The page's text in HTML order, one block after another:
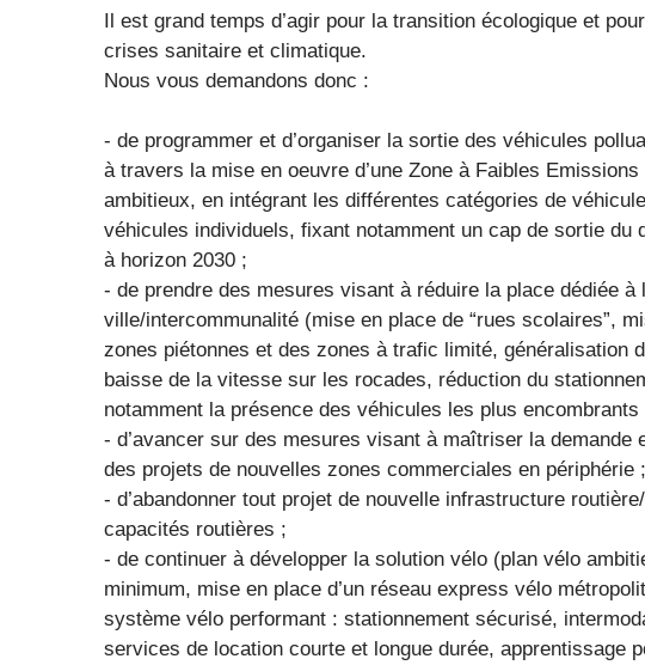
Il est grand temps d’agir pour la transition écologique et
crises sanitaire et climatique.
Nous vous demandons donc :
- de programmer et d’organiser la sortie des véhicules
à travers la mise en oeuvre d’une Zone à Faibles
ambitieux, en intégrant les différentes catégories de
véhicules individuels, fixant notamment un cap de sortie du
à horizon 2030 ;
- de prendre des mesures visant à réduire la place dédiée à
ville/intercommunalité (mise en place de “rues scolaires”,
zones piétonnes et des zones à trafic limité, généralisation
baisse de la vitesse sur les rocades, réduction du
notamment la présence des véhicules les plus
- d’avancer sur des mesures visant à maîtriser la demande
des projets de nouvelles zones commerciales en périphérie ;
- d’abandonner tout projet de nouvelle infrastructure
capacités routières ;
- de continuer à développer la solution vélo (plan vélo
minimum, mise en place d’un réseau express vélo
système vélo performant : stationnement sécurisé,
services de location courte et longue durée, apprentissage